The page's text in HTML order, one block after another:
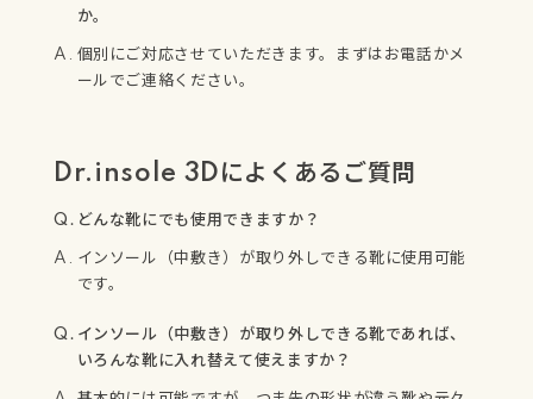
か。
個別にご対応させていただきます。まずはお電話かメ
ールでご連絡ください。
Dr.insole 3Dによくあるご質問
どんな靴にでも使用できますか？
インソール（中敷き）が取り外しできる靴に使用可能
です。
インソール（中敷き）が取り外しできる靴であれば、
いろんな靴に入れ替えて使えますか？